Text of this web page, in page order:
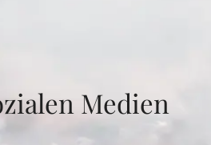
Medien